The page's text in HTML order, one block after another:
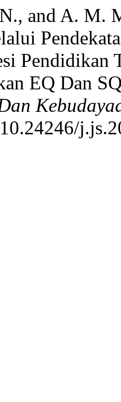
and A. M.
Pendidikan
EQ Dan